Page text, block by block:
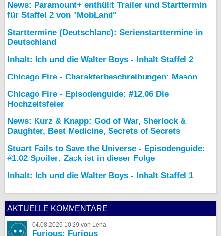
News: Paramount+ enthüllt Trailer und Starttermin
für Staffel 2 von "MobLand"
Starttermine (Deutschland): Serienstarttermine in
Deutschland
Inhalt: Ich und die Walter Boys - Inhalt Staffel 2
Chicago Fire - Charakterbeschreibungen: Mason
Chicago Fire - Episodenguide: #12.06 Die
Hochzeitsfeier
News: Kurz & Knapp: God of War, Sherlock &
Daughter, Best Medicine, Secrets of Secrets
Stuart Fails to Save the Universe - Episodenguide:
#1.02 Spoiler: Zack ist in dieser Folge
Inhalt: Ich und die Walter Boys - Inhalt Staffel 1
AKTUELLE KOMMENTARE
04.08.2026 10:29 von Lena
Furious: Furious